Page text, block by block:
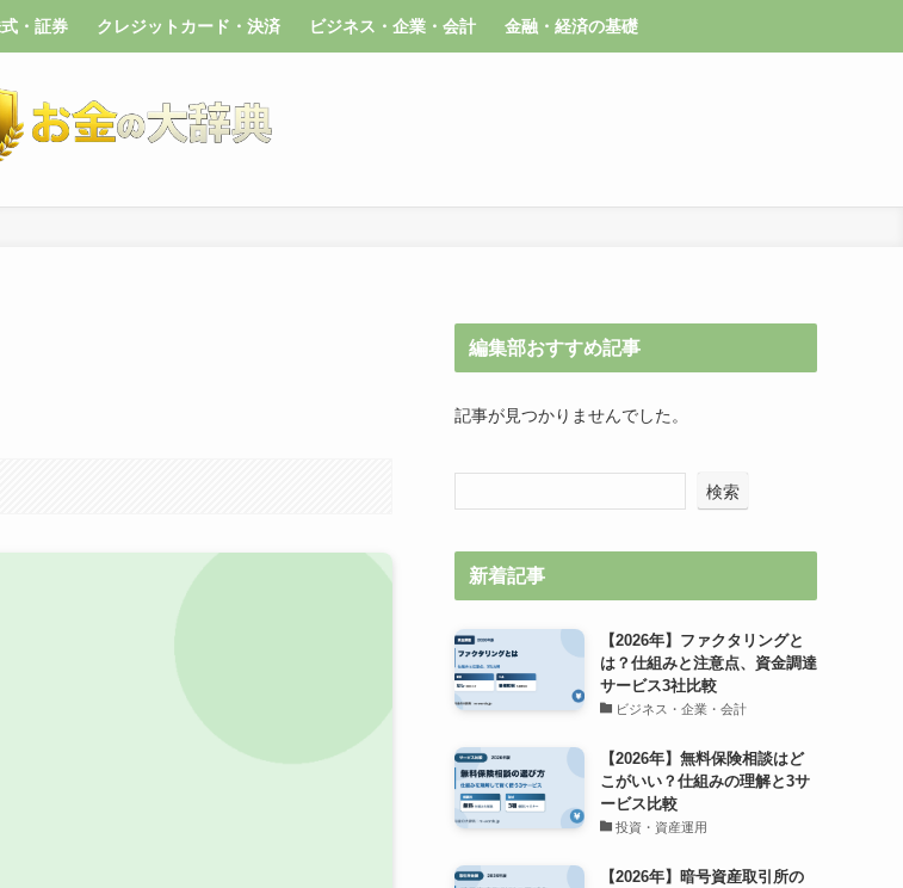
・証券 クレジットカード・決済 ビジネス・企業・会計 金融・経済の基礎
編集部おすすめ記事
記事が見つかりませんでした。
検索
新着記事
【2026年】ファクタリングと
は？仕組みと注意点、資金調達
サービス3社比較
ビジネス・企業・会計
【2026年】無料保険相談はど
こがいい？仕組みの理解と3サ
ービス比較
投資・資産運用
【2026年】暗号資産取引所の